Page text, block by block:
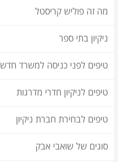
מה זה פוליש קריסטל
ניקיון בתי ספר
טיפים לפני כניסה למשרד חדש
טיפים לניקיון חדרי מדרגות
טיפים לבחירת חברת ניקיון
סוגים של שואבי אבק